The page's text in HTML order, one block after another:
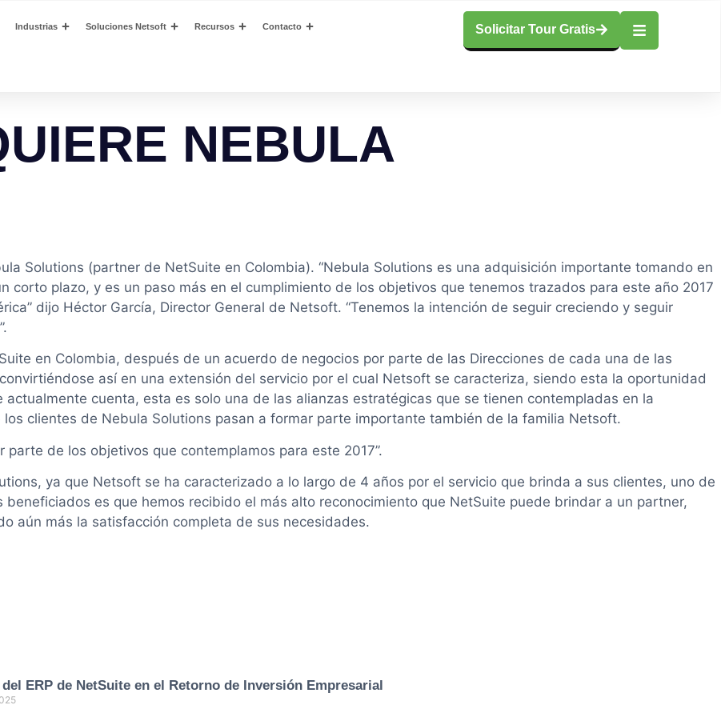
Industrias Soluciones Netsoft Recursos Contacto Solicitar Tour Gratis
NEBULA
Solutions (partner de NetSuite en Colombia). “Nebula Solutions es una adquisición importante tomando en
corto plazo, y es un paso más en el cumplimiento de los objetivos que tenemos trazados para este año 2017
dijo Héctor García, Director General de Netsoft. “Tenemos la intención de seguir creciendo y seguir
en Colombia, después de un acuerdo de negocios por parte de las Direcciones de cada una de las
así en una extensión del servicio por el cual Netsoft se caracteriza, siendo esta la oportunidad
cuenta, esta es solo una de las alianzas estratégicas que se tienen contempladas en la
clientes de Nebula Solutions pasan a formar parte importante también de la familia Netsoft.
de los objetivos que contemplamos para este 2017”.
ya que Netsoft se ha caracterizado a lo largo de 4 años por el servicio que brinda a sus clientes, uno de
es que hemos recibido el más alto reconocimiento que NetSuite puede brindar a un partner,
aún más la satisfacción completa de sus necesidades.
ERP de NetSuite en el Retorno de Inversión Empresarial